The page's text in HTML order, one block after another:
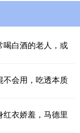
喝白酒的老人，或
不会用，吃透本质
衣娇羞，马德里